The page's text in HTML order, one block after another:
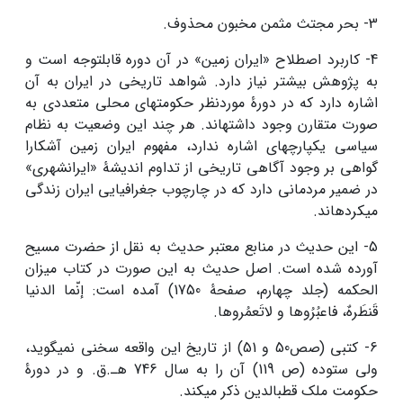
3- بحر مجتث مثمن مخبون محذوف.
4- کاربرد اصطلاح «ایران زمین» در آن دوره قابل­توجه است و
به پژوهش بیشتر نیاز دارد. شواهد تاریخی در ایران به آن
اشاره دارد که در دورۀ موردنظر حکومت­های محلی متعددی به
صورت متقارن وجود داشته­اند. هر چند این وضعیت به نظام
سیاسی یکپارچه­ای اشاره ندارد، مفهوم ایران زمین آشکارا
گواهی بر وجود آگاهی تاریخی از تداوم اندیشۀ «ایران­شهری»
در ضمیر مردمانی دارد که در چارچوب جغرافیایی ایران زندگی
می­کرده­اند.
5- این حدیث در منابع معتبر حدیث به نقل از حضرت مسیح
آورده شده است. اصل حدیث به این صورت در کتاب میزان
الحکمه (جلد چهارم، صفحۀ 1750) آمده است: إنّما الدنیا
قَنطَرهٌ، فاعبُرُوها و لاتَعمُروها.
6- کتبی (صص50 و 51) از تاریخ این واقعه سخنی نمی­گوید،
ولی ستوده (ص 119) آن را به سال 746 هـ.ق. و در دورۀ
حکومت ملک قطب­الدین ذکر می­کند.